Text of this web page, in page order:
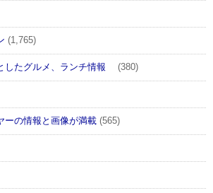
(1,765)
したグルメ、ランチ情報 (380)
ーの情報と画像が満載 (565)